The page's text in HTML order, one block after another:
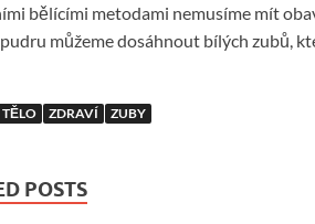
bělícími metodami nemusíme mít
můžeme dosáhnout bílých zubů,
TĚLO ZDRAVÍ ZUBY
POSTS